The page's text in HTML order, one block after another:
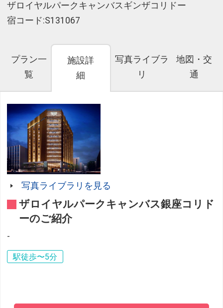
ザロイヤルパークキャンバスギンザコリドー
宿コード:S131067
プラン一
覧
施設詳
細
写真ライブラ
リ
地図・交
通
写真ライブラリを見る
ザロイヤルパークキャンバス銀座コリド
ーのご紹介
-
駅徒歩〜5分